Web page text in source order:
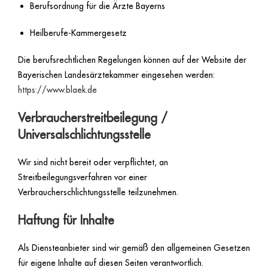
Berufsordnung für die Ärzte Bayerns
Heilberufe-Kammergesetz
Die berufsrechtlichen Regelungen können auf der Website der
Bayerischen Landesärztekammer eingesehen werden:
https://www.blaek.de
Verbraucherstreitbeilegung /
Universalschlichtungsstelle
Wir sind nicht bereit oder verpflichtet, an
Streitbeilegungsverfahren vor einer
Verbraucherschlichtungsstelle teilzunehmen.
Haftung für Inhalte
Als Diensteanbieter sind wir gemäß den allgemeinen Gesetzen
für eigene Inhalte auf diesen Seiten verantwortlich.